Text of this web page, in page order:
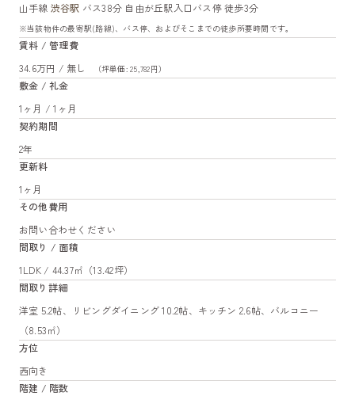
山手線 渋谷駅 バス38分 自由が丘駅入口バス停 徒歩3分
※当該物件の最寄駅(路線)、バス停、およびそこまでの徒歩所要時間です。
賃料 / 管理費
34.6万円 / 無し
（坪単価: 25,782円）
敷金 / 礼金
1ヶ月 / 1ヶ月
契約期間
2年
更新料
1ヶ月
その他費用
お問い合わせください
間取り / 面積
1LDK / 44.37㎡（13.42坪）
間取り詳細
洋室 5.2帖、リビングダイニング 10.2帖、キッチン 2.6帖、バルコニー
（8.53㎡）
方位
西向き
階建 / 階数